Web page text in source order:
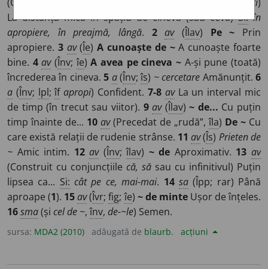
La distanță mică în spațiu de cineva (sau ceva)Si: în
apropiere, în preajmă, lângă. 2 av(Îlav) Pe ~ Prin
apropiere. 3 av(Îe)A cunoaște de ~A cunoaște foarte
bine. 4 av(Înv;îe)A avea pe cineva ~ A-și pune (toată)
încrederea în cineva.5 a(Înv;îs) ~ cercetare Amănunțit.6
a (Înv; lpl;îf apropi) Confident. 7-8 avLa un interval mic
de timp (în trecut sau viitor). 9 av(Îlav)~ de... Cu puțin
timp înainte de... 10 av(Precedat de „rudă”,îla) De ~ Cu
care există relații de rudenie strânse. 11 av(Îs) Prieten de
~ Amic intim. 12 av(Înv;îlav) ~ de Aproximativ. 13 av
(Construit cu conjuncțiile că, să sau cu infinitivul) Puțin
lipsea ca... Si: cât pe ce, mai-mai. 14 sa(Îpp; rar) Până
aproape (1). 15av(Îvr;fig;îe) ~ de minteUșor de înțeles.
16sma(și cel de ~,înv, de-~le) Semen.
sursa: MDA2 (2010) adăugată de blaurb. acțiuni